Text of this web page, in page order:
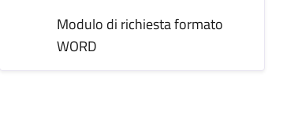
Modulo di richiesta formato
WORD